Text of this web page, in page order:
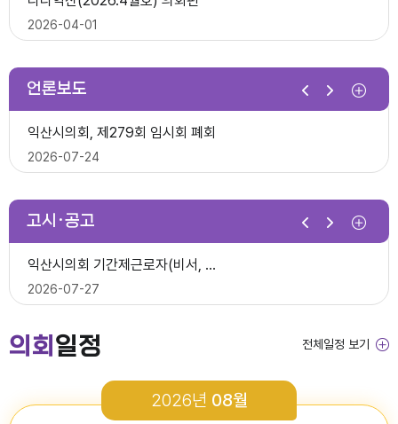
2026년 1분기 홍보예산 운용현황
다다익산(2026.4월호) 의회편
2026-07-07
제278회 익산시의회 임시회 의사일정(안)
2026-06-22
2026년 1분기 홍보예산 운용현황
2026-04-08
2026년도 회기운영 계획(변경)
2026-04-01
다다익산(2026.3월호) 의회편
2026-03-03
다다익산(2026.2월호) 의회편
2026-02-02
다다익산(2026.1월호) 의회편
언론보도
2026-06-26
익산시의회, 제279회 임시회 폐회
2026-07-24
2026-07-15
익산시의회, 제279회 임시회 개회
고시·공고
익산시의회 기간제근로자(중증장애 의원 활동보조) 채용 공고
2026-06-30
익산시의회 기간제근로자(비서, 행정보조) 채용 공고
2026-07-27
2026년도 제4회 익산시의회 지방임기제공무원 채용시험 최종합격..
의회 일정
2026년 08월
전체일정 보기